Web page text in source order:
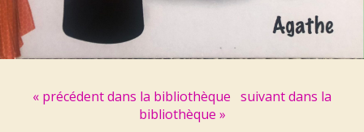
« précédent dans la bibliothèque suivant dans la
bibliothèque »